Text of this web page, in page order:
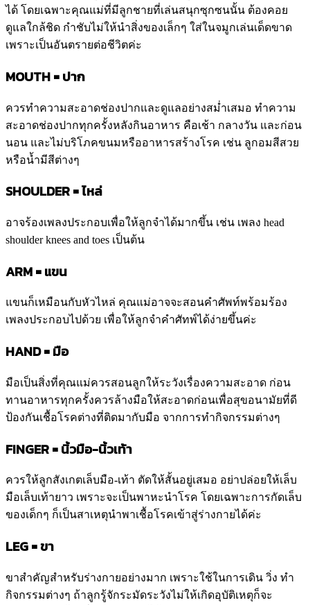
ได้ โดยเฉพาะคุณแม่ที่มีลูกชายที่เล่นสนุกซุกซนนั้น ต้องคอย
ดูแลใกล้ชิด กำชับไม่ให้นำสิ่งของเล็กๆ ใส่ในจมูกเล่นเด็ดขาด
เพราะเป็นอันตรายต่อชีวิตค่ะ
MOUTH = ปาก
ควรทำความสะอาดช่องปากและดูแลอย่างสม่ำเสมอ ทำความ
สะอาดช่องปากทุกครั้งหลังกินอาหาร คือเช้า กลางวัน และก่อน
นอน และไม่บริโภคขนมหรืออาหารสร้างโรค เช่น ลูกอมสีสวย
หรือน้ำมีสีต่างๆ
SHOULDER = ไหล่
อาจร้องเพลงประกอบเพื่อให้ลูกจำได้มากขึ้น เช่น เพลง head
shoulder knees and toes เป็นต้น
ARM = แขน
แขนก็เหมือนกับหัวไหล่ คุณแม่อาจจะสอนคำศัพท์พร้อมร้อง
เพลงประกอบไปด้วย เพื่อให้ลูกจำคำศัทพ์ได้ง่ายขึ้นค่ะ
HAND = มือ
มือเป็นสิ่งที่คุณแม่ควรสอนลูกให้ระวังเรื่องความสะอาด ก่อน
ทานอาหารทุกครั้งควรล้างมือให้สะอาดก่อนเพื่อสุขอนามัยที่ดี
ป้องกันเชื้อโรคต่างที่ติดมากับมือ จากการทำกิจกรรมต่างๆ
FINGER = นิ้วมือ-นิ้วเท้า
ควรให้ลูกสังเกตเล็บมือ-เท้า ตัดให้สั้นอยู่เสมอ อย่าปล่อยให้เล็บ
มือเล็บเท้ายาว เพราะจะเป็นพาหะนำโรค โดยเฉพาะการกัดเล็บ
ของเด็กๆ ก็เป็นสาเหตุนำพาเชื้อโรคเข้าสู่ร่างกายได้ค่ะ
LEG = ขา
ขาสำคัญสำหรับร่างกายอย่างมาก เพราะใช้ในการเดิน วิ่ง ทำ
กิจกรรมต่างๆ ถ้าลูกรู้จักระมัดระวังไม่ให้เกิดอุบัติเหตุก็จะ